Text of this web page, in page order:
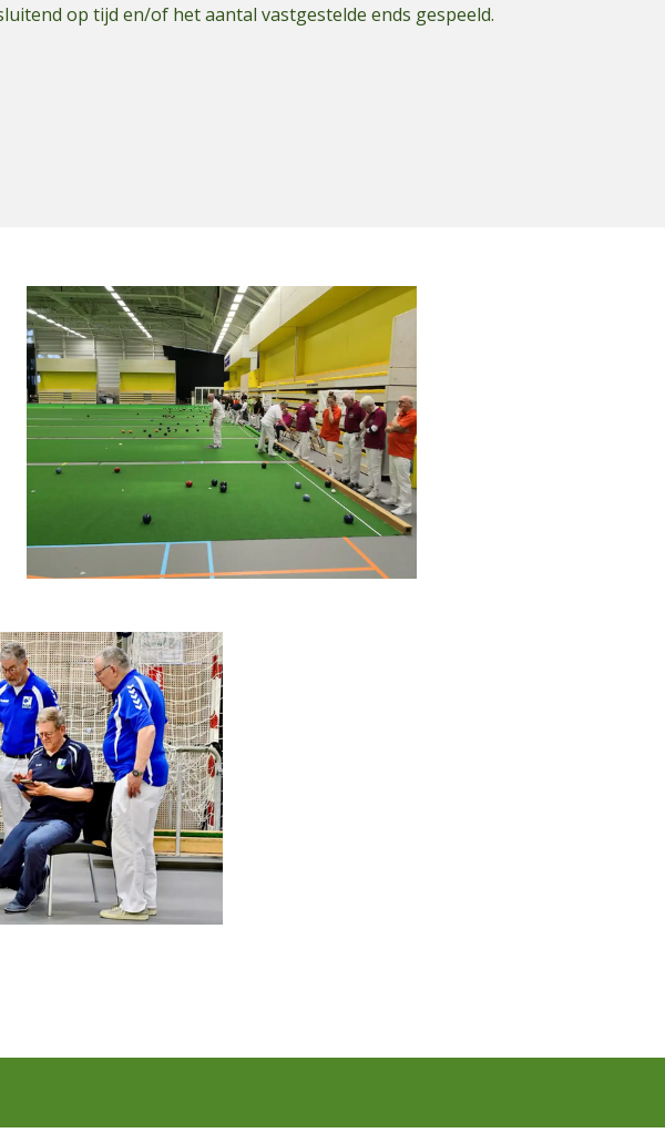
op tijd en/of het aantal vastgestelde ends gespeeld.